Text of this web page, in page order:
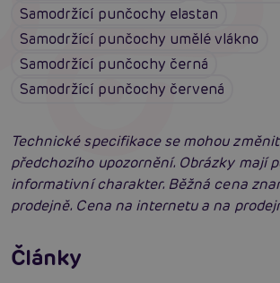
Samodržící punčochy elastan
Samodržící punčochy umělé vlákno
Samodržící punčochy černá
Samodržící punčochy červená
Technické specifikace se mohou
předchozího upozornění. Obrázky mají
informativní charakter. Běžná cena
prodejně. Cena na internetu a na
Články
neodolatelně sexy
Číst více
Erotická inteligence: Příručka